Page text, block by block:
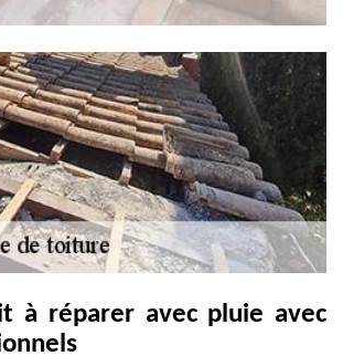
à réparer avec pluie avec